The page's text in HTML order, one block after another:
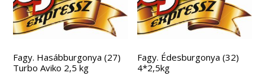
Fagy. Hasábburgonya (27)
Turbo Aviko 2,5 kg
Fagy. Édesburgonya (32)
4*2,5kg